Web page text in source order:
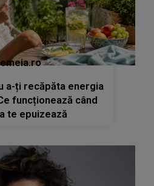
a-ți recăpăta energia
funcționează când
te epuizează